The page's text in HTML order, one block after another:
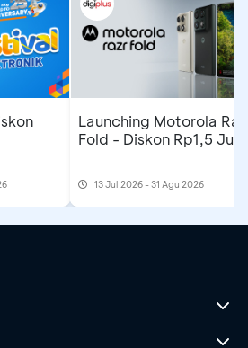
Launching Motorola
Fold - Diskon Rp1,5 Juta
13 Jul 2026 - 31 Agu 2026